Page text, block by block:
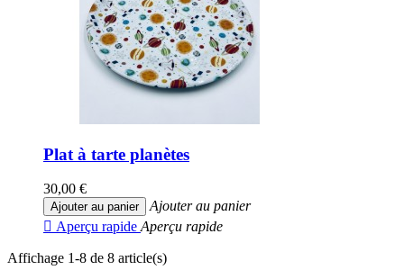
Plat à tarte planètes
30,00 €
Ajouter au panier
Ajouter au panier
 Aperçu rapide Aperçu rapide
Affichage 1-8 de 8 article(s)